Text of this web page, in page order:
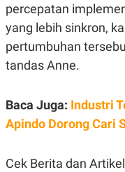
percepatan
yang lebih sinkron,
pertumbuhan
tandas Anne.
Baca Juga: Industri
Apindo Dorong Cari
Cek Berita dan